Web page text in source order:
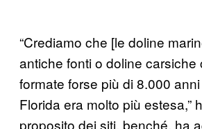
“Crediamo che [le doline
antiche fonti o doline carsiche
formate forse più di 8.000
Florida era molto più estesa,”
proposito dei siti, benché, ha